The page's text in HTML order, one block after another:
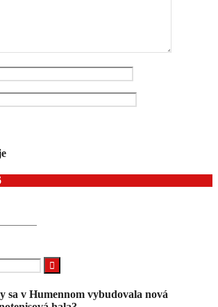
sa v Humennom vybudovala nová